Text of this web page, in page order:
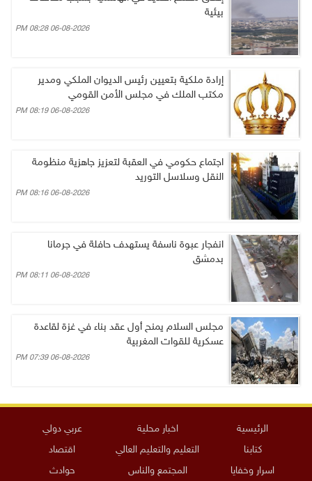
بيئية
06-08-2026 08:28 PM
إرادة ملكية بتعيين رئيس الديوان الملكي ومدير
مكتب الملك في مجلس الأمن القومي
06-08-2026 08:19 PM
اجتماع حكومي في العقبة لتعزيز جاهزية منظومة
النقل وسلاسل التوريد
06-08-2026 08:16 PM
انفجار عبوة ناسفة يستهدف حافلة في جرمانا
بدمشق
06-08-2026 08:11 PM
مجلس السلام يمنح أول عقد بناء في غزة لقاعدة
عسكرية للقوات المغربية
06-08-2026 07:39 PM
الرئيسية اخبار محلية
عربي دولي
كتابنا
التعليم والتعليم العالي
اقتصاد
اسرار وخفايا
المجتمع والناس حوادث